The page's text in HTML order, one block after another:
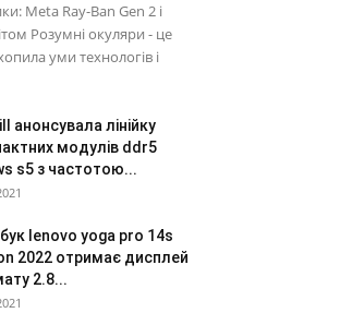
Meta Ray-Ban Gen 2 і
Розумні окуляри - це
уми технологів і
анонсувала лінійку
модулів ddr5
s5 з частотою...
lenovo yoga pro 14s
2022 отримає дисплей
2.8...